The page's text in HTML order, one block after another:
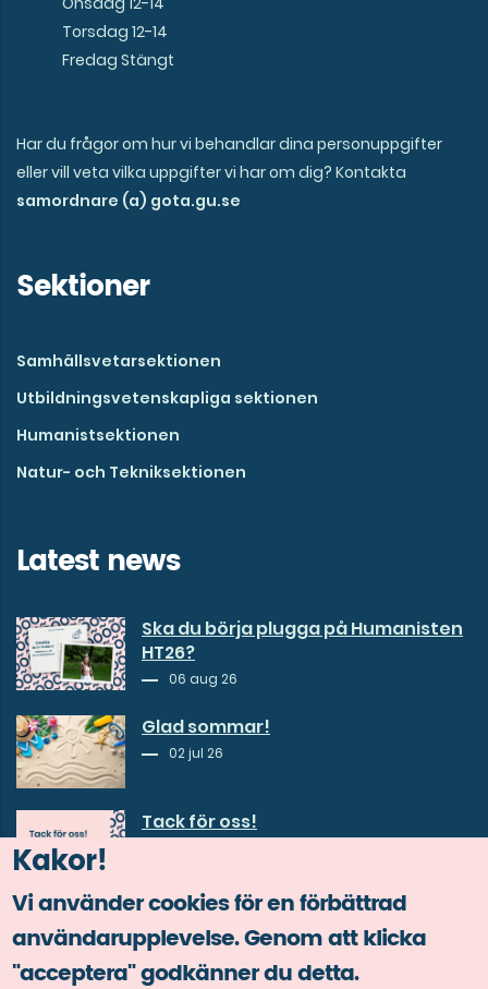
Kakor!
Vi använder cookies för en förbättrad
användarupplevelse. Genom att klicka
"acceptera" godkänner du detta.
Torsdag 12-14
Fredag Stängt
Har du frågor om hur vi behandlar dina personuppgifter
eller vill veta vilka uppgifter vi har om dig? Kontakta
samordnare (a) gota.gu.se
Sektioner
Samhällsvetarsektionen
Utbildningsvetenskapliga sektionen
Humanistsektionen
Natur- och Tekniksektionen
Latest news
Ska du börja plugga på Humanisten
HT26?
06 aug 26
Glad sommar!
02 jul 26
Tack för oss!